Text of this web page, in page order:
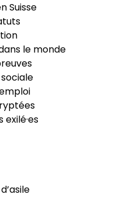
Suisse
le monde